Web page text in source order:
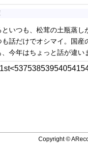
いつも、松茸の土瓶蒸し
も話だけでオシマイ。国
今年はちょっと話が違い
1st<537538539540541
Copyright ©